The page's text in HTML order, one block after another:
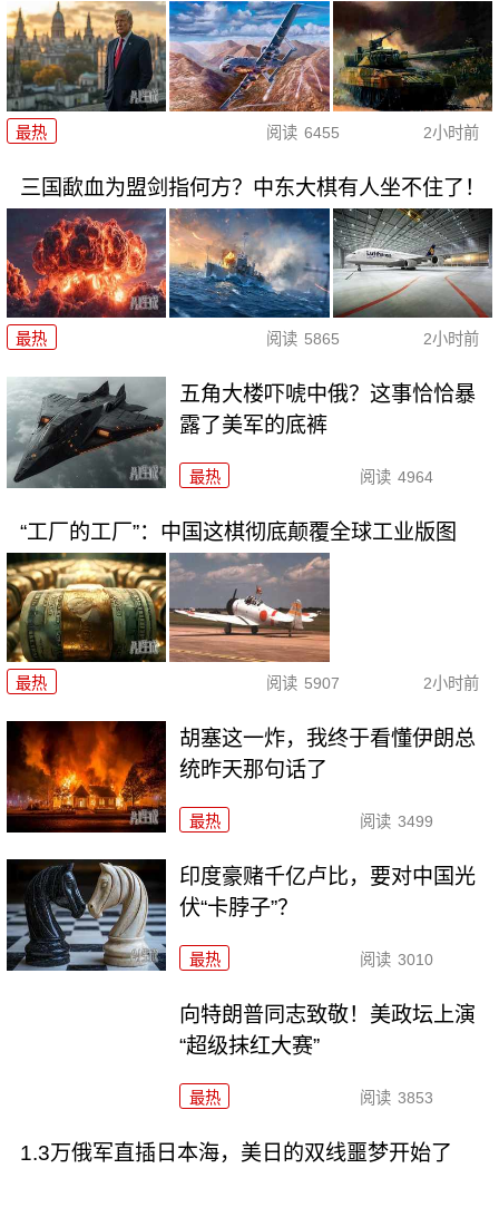
最热 阅读 6455 2小时前
三国歃血为盟剑指何方？中东大棋有人坐不住了！
最热 阅读 5865 2小时前
五角大楼吓唬中俄？这事恰恰暴
露了美军的底裤
最热 阅读 4964
“工厂的工厂”：中国这棋彻底颠覆全球工业版图
最热 阅读 5907 2小时前
胡塞这一炸，我终于看懂伊朗总
统昨天那句话了
最热 阅读 3499
印度豪赌千亿卢比，要对中国光
伏“卡脖子”？
最热 阅读 3010
向特朗普同志致敬！美政坛上演
“超级抹红大赛”
最热 阅读 3853
1.3万俄军直插日本海，美日的双线噩梦开始了